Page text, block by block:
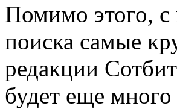
Помимо этого,
поиска самые
редакции
будет еще